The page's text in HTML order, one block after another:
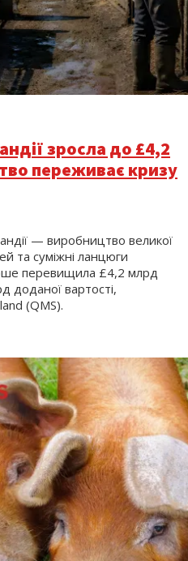
зросла до £4,2
переживає кризу
— виробництво великої
та суміжні ланцюги
перевищила £4,2 млрд
доданої вартості,
(QMS).